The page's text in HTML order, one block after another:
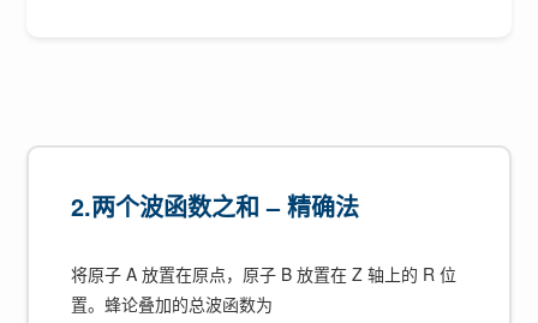
2.两个波函数之和 – 精确法
将原子 A 放置在原点，原子 B 放置在 Z 轴上的 R 位
置。蜂论叠加的总波函数为